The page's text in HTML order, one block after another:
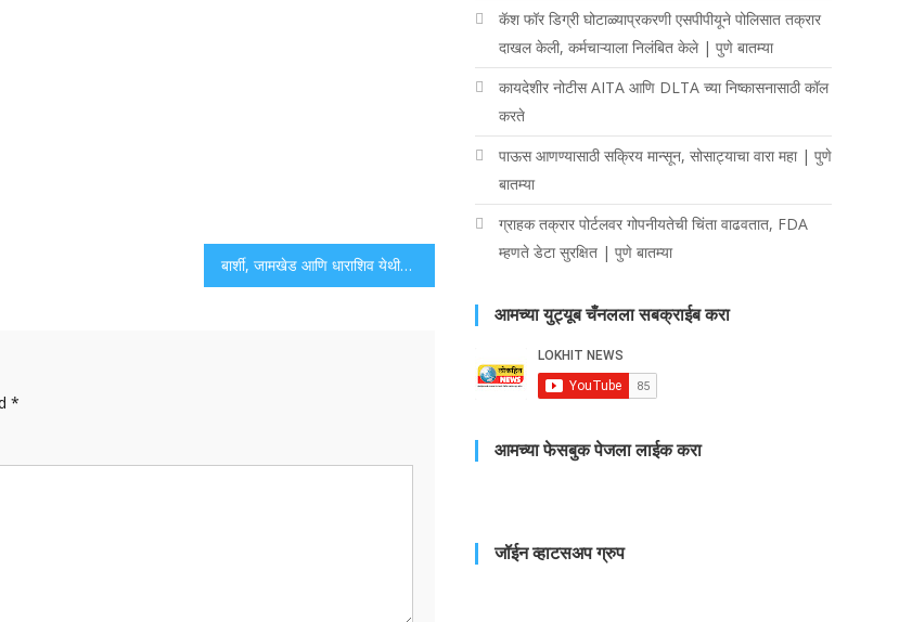
बार्शी, जामखेड आणि धाराशिव येथील अनेक एमएसआरटीसी बसे
*
कॅश फॉर डिग्री घोटाळ्याप्रकरणी एसपीपीयूने पोलिसात तक्रार
दाखल केली, कर्मचाऱ्याला निलंबित केले | पुणे बातम्या
कायदेशीर नोटीस AITA आणि DLTA च्या निष्कासनासाठी कॉल
करते
पाऊस आणण्यासाठी सक्रिय मान्सून, सोसाट्याचा वारा महा | पुणे
बातम्या
ग्राहक तक्रार पोर्टलवर गोपनीयतेची चिंता वाढवतात, FDA
म्हणते डेटा सुरक्षित | पुणे बातम्या
आमच्या युट्यूब चँनलला सबक्राईब करा
आमच्या फेसबुक पेजला लाईक करा
जॉईन व्हाटसअप ग्रुप